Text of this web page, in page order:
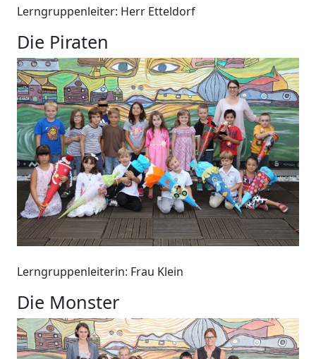
Lerngruppenleiter: Herr Etteldorf
Die Piraten
Lerngruppenleiterin: Frau Klein
Die Monster